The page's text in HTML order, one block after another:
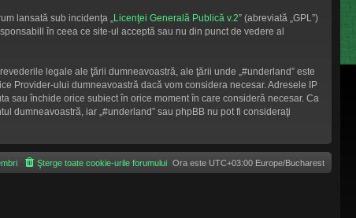
lansată sub incidenţa „ Licenţei Generală Publică v.2” (abreviată „GPL”)
în ceea ce site-ul acceptă sau nu din punct de vedere al
legale ale ţării dumneavoastră, ale ţării unde „#underland” este
Provider-ului dumneavoastră dacă vom considera necesar. Adresele IP
sau închide orice subiect în orice moment în care consideră necesar. Ca
dumneavoastră, iar „#underland” sau phpBB nu pot fi consideraţi
Ora este UTC+03:00 Europe/Bucharest
Şterge toate cookie-urile forumului